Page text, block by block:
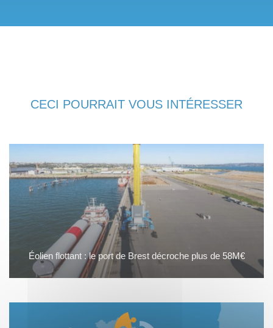
CECI POURRAIT VOUS INTÉRESSER
Éolien flottant : le port de Brest décroche plus de 58M€